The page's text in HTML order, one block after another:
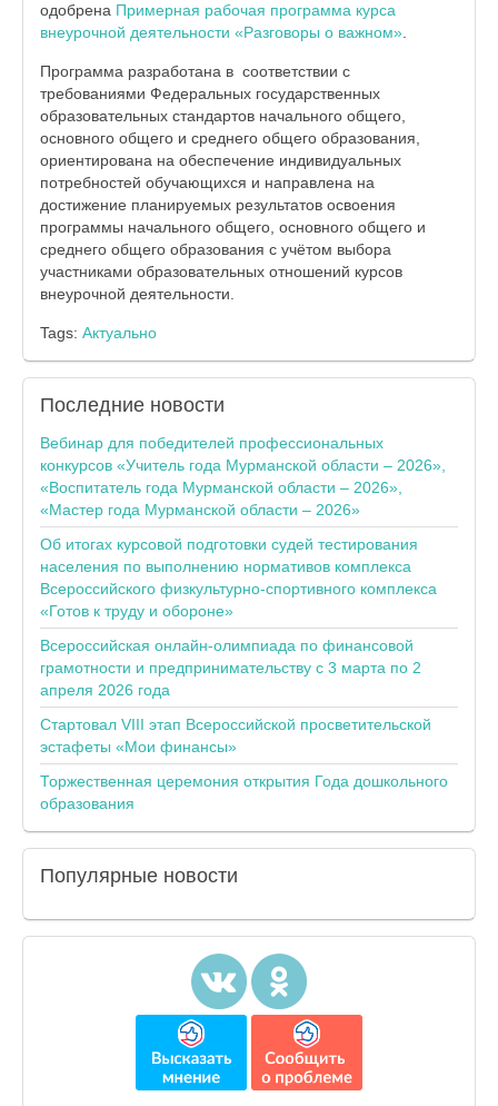
одобрена Примерная рабочая программа курса
внеурочной деятельности «Разговоры о важном»
Программа разработана в соответствии с
требованиями Федеральных государственных
образовательных стандартов начального общего,
основного общего и среднего общего образования,
ориентирована на обеспечение индивидуальных
потребностей обучающихся и направлена на
достижение планируемых результатов освоения
программы начального общего, основного общего и
среднего общего образования с учётом выбора
участниками образовательных отношений курсов
внеурочной деятельности.
Tags: Актуально
Последние новости
Вебинар для победителей профессиональных
конкурсов «Учитель года Мурманской области – 2026»,
«Воспитатель года Мурманской области – 2026»,
«Мастер года Мурманской области – 2026»
Об итогах курсовой подготовки судей тестирования
населения по выполнению нормативов комплекса
Всероссийского физкультурно-спортивного комплекса
«Готов к труду и обороне»
Всероссийская онлайн-олимпиада по финансовой
грамотности и предпринимательству с 3 марта по 2
апреля 2026 года
Стартовал VIII этап Всероссийской просветительской
эстафеты «Мои финансы»
Торжественная церемония открытия Года дошкольного
образования
Популярные новости